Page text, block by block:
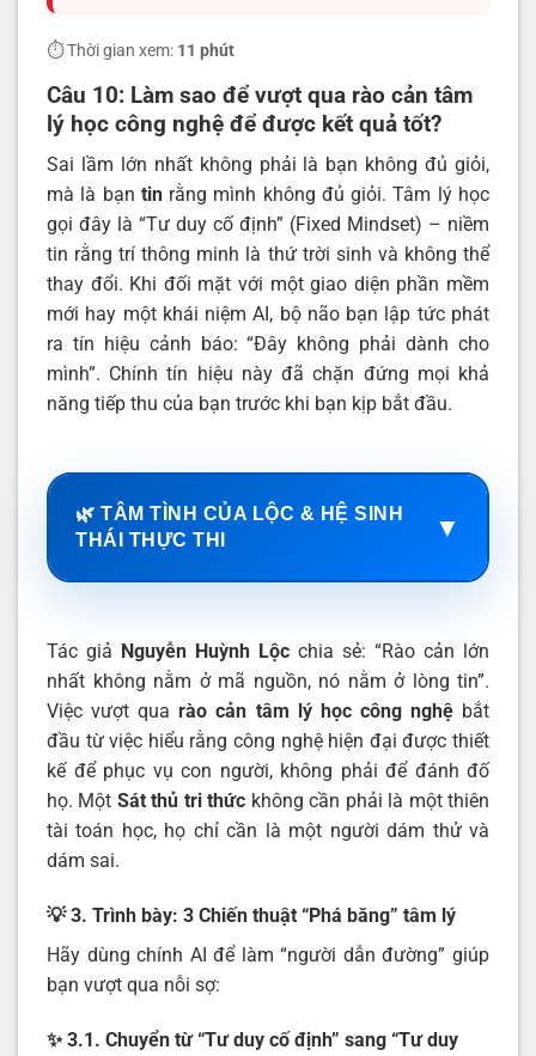
⏱️ Thời gian xem: 11 phút
Câu 10: Làm sao để vượt qua rào cản tâm
lý học công nghệ để được kết quả tốt?
Sai lầm lớn nhất không phải là bạn không đủ giỏi,
mà là bạn tinrằng mình không đủ giỏi. Tâm lý học
gọi đây là “Tư duy cố định” (Fixed Mindset) – niềm
tin rằng trí thông minh là thứ trời sinh và không thể
thay đổi. Khi đối mặt với một giao diện phần mềm
mới hay một khái niệm AI, bộ não bạn lập tức phát
ra tín hiệu cảnh báo: “Đây không phải dành cho
mình”. Chính tín hiệu này đã chặn đứng mọi khả
năng tiếp thu của bạn trước khi bạn kịp bắt đầu.
🌿 TÂM TÌNH CỦA LỘC & HỆ SINH
THÁI THỰC THI
▼
Tác giả Nguyễn Huỳnh Lộc chia sẻ: “Rào cản lớn
nhất không nằm ở mã nguồn, nó nằm ở lòng tin”.
Việc vượt quarào cản tâm lý học công nghệbắt
đầu từ việc hiểu rằng công nghệ hiện đại được thiết
kế để phục vụ con người, không phải để đánh đố
họ. Một Sát thủ tri thức không cần phải là một thiên
tài toán học, họ chỉ cần là một người dám thử và
dám sai.
💡 3. Trình bày: 3 Chiến thuật “Phá băng” tâm lý
Hãy dùng chính AI để làm “người dẫn đường” giúp
bạn vượt qua nỗi sợ:
✨ 3.1. Chuyển từ “Tư duy cố định” sang “Tư duy